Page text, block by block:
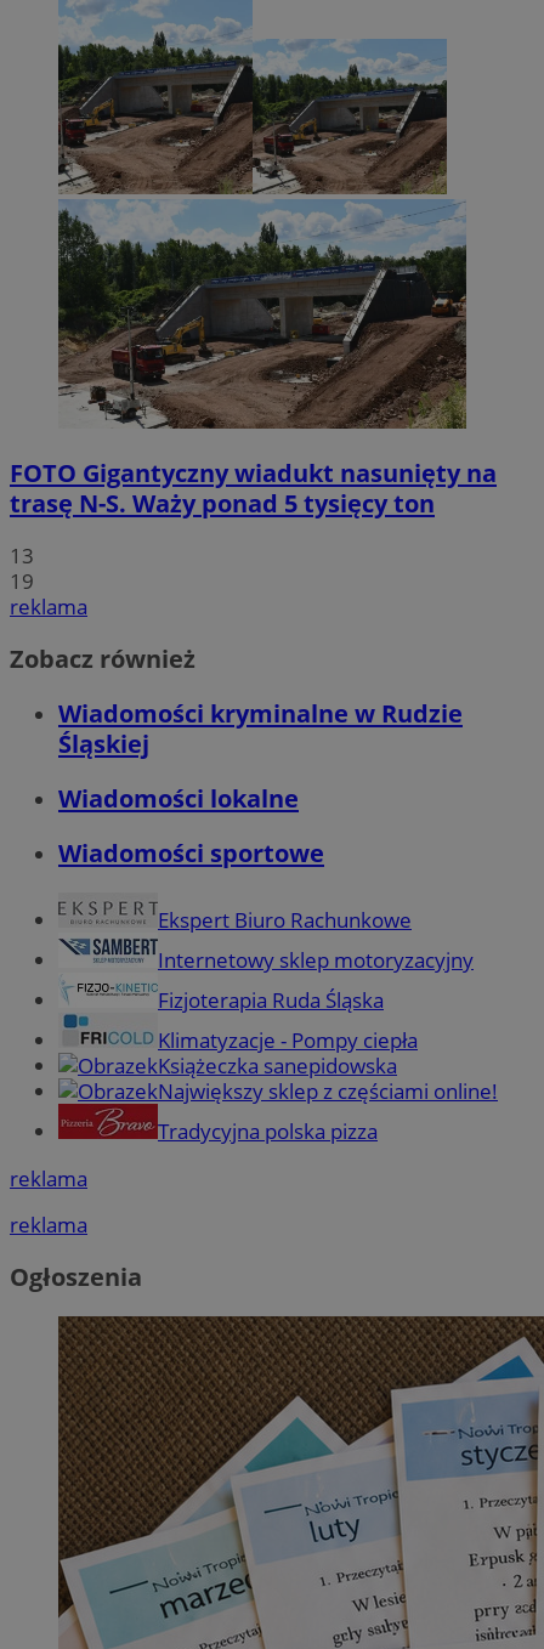
FOTO Gigantyczny wiadukt nasunięty na
trasę N-S. Waży ponad 5 tysięcy ton
13
19
reklama
Zobacz również
Wiadomości kryminalne w Rudzie
Śląskiej
Wiadomości lokalne
Wiadomości sportowe
Ekspert Biuro Rachunkowe
Internetowy sklep motoryzacyjny
Fizjoterapia Ruda Śląska
Klimatyzacje - Pompy ciepła
Książeczka sanepidowska
Największy sklep z częściami online!
Tradycyjna polska pizza
reklama
reklama
Ogłoszenia